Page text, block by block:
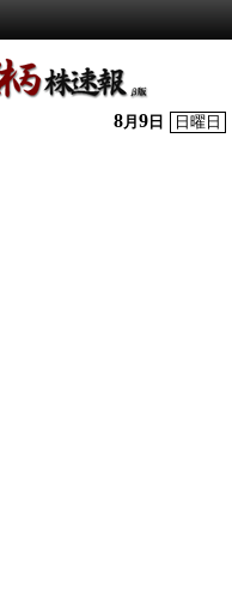
株】
8月 9 日 日曜日